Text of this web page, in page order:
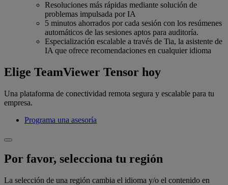
Resoluciones más rápidas mediante solución de
problemas impulsada por IA
5 minutos ahorrados por cada sesión con los resúmenes
automáticos de las sesiones aptos para auditoría.
Especialización escalable a través de Tia, la asistente de
IA que ofrece recomendaciones en cualquier idioma
Elige TeamViewer Tensor hoy
Una plataforma de conectividad remota segura y escalable para tu
empresa.
Programa una asesoría
Por favor, selecciona tu región
La selección de una región cambia el idioma y/o el contenido en